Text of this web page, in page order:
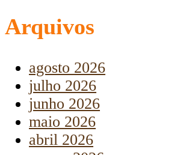
Arquivos
agosto 2026
julho 2026
junho 2026
maio 2026
abril 2026